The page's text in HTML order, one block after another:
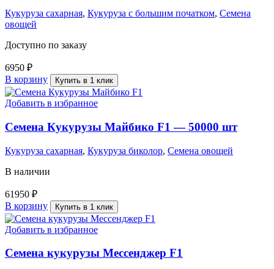
Кукуруза сахарная, Кукуруза с большим початком, Семена
овощей
Доступно по заказу
6950 ₽
В корзину
Купить в 1 клик
Добавить в избранное
Семена Кукурузы Майбико F1 — 50000 шт
Кукуруза сахарная, Кукуруза биколор, Семена овощей
В наличии
61950 ₽
В корзину
Купить в 1 клик
Добавить в избранное
Семена кукурузы Мессенджер F1